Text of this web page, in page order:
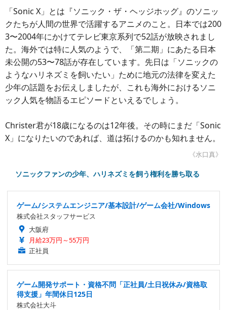
「Sonic X」とは『ソニック・ザ・ヘッジホッグ』のソニッ
クたちが人間の世界で活躍するアニメのこと。日本では200
3〜2004年にかけてテレビ東京系列で52話が放映されまし
た。海外では特に人気のようで、「第二期」にあたる日本
未公開の53〜78話が存在しています。先日は「ソニックの
ようなハリネズミを飼いたい」ために地元の法律を変えた
少年の話題をお伝えしましたが、これも海外におけるソニ
ック人気を物語るエピソードといえるでしょう。
Christer君が18歳になるのは12年後。その時にまだ「Sonic
X」になりたいのであれば、道は拓けるのかも知れません。
《水口真》
ソニックファンの少年、ハリネズミを飼う権利を勝ち取る
ゲーム/システムエンジニア/基本設計/ゲーム会社/Windows
株式会社スタッフサービス
大阪府
月給23万円～55万円
正社員
ゲーム開発サポート・資格不問「正社員/土日祝休み/資格取
得支援」年間休日125日
株式会社大斗